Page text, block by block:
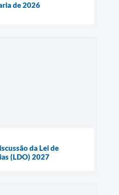
de 2026
da Lei de
(LDO) 2027